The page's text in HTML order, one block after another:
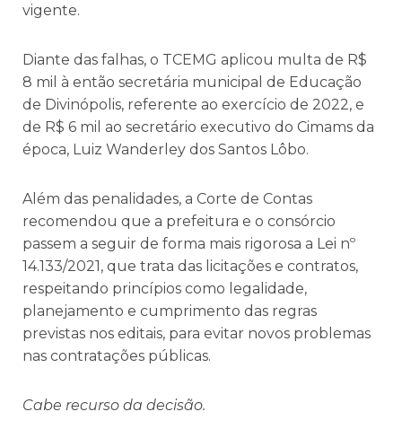
vigente.
Diante das falhas, o TCEMG aplicou multa de R$
8 mil à então secretária municipal de Educação
de Divinópolis, referente ao exercício de 2022, e
de R$ 6 mil ao secretário executivo do Cimams da
época, Luiz Wanderley dos Santos Lôbo.
Além das penalidades, a Corte de Contas
recomendou que a prefeitura e o consórcio
passem a seguir de forma mais rigorosa a Lei nº
14.133/2021, que trata das licitações e contratos,
respeitando princípios como legalidade,
planejamento e cumprimento das regras
previstas nos editais, para evitar novos problemas
nas contratações públicas.
Cabe recurso da decisão.